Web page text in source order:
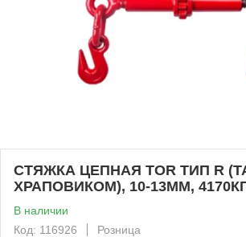
СТЯЖКА ЦЕПНАЯ TOR ТИП R
ХРАПОВИКОМ), 10-13ММ,
В наличии
Код: 116926
Розница